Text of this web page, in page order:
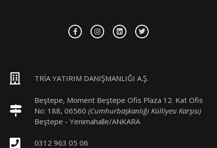
TRİA YATIRIM DANIŞMANLIĞI A.Ş.
Beştepe, Moment Beştepe Ofis Plaza 12. Kat Ofis
No: 188, 06560(Cumhurbaşkanlığı Külliyesi Karşısı)
Beştepe - Yenimahalle/ANKARA
0312 963 05 06